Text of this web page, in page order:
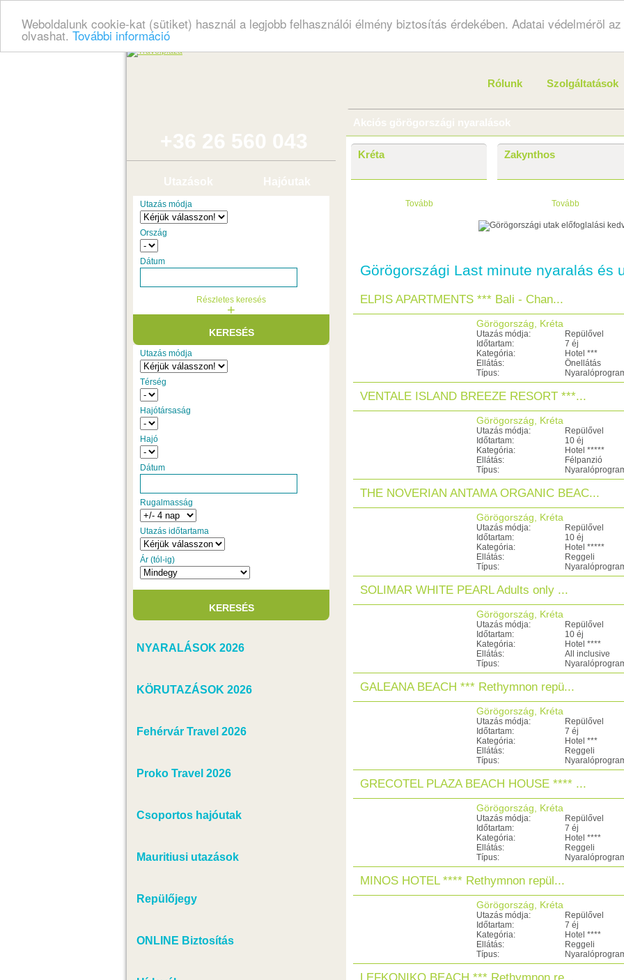
Weboldalunk cookie-kat (sütiket) használ a legjobb felhasználói élmény biztosítás érdekében. Adatai védelméröl az
olvashat. További információ
Rólunk Szolgáltatások
+36 26 560 043
Utazások Hajóutak
Utazás módja
Ország
Dátum
Részletes keresés
+
Utazás módja
Térség
Hajótársaság
Hajó
Dátum
Rugalmasság
Utazás időtartama
Ár (tól-ig)
NYARALÁSOK 2026
KÖRUTAZÁSOK 2026
Fehérvár Travel 2026
Proko Travel 2026
Csoportos hajóutak
Mauritiusi utazások
Repülőjegy
ONLINE Biztosítás
Akciós görögországi nyaralások
Kréta
Tovább
Zakynthos
Tovább
Görögországi Last minute nyaralás és
ELPIS APARTMENTS *** Bali - Chan...
Görögország, Kréta
Utazás módja:
Repülővel
Időtartam:
7 éj
Kategória:
Hotel ***
Ellátás:
Önellátás
Típus:
VENTALE ISLAND BREEZE RESORT ***...
Görögország, Kréta
Utazás módja:
Repülővel
Időtartam:
10 éj
Kategória:
Hotel *****
Ellátás:
Félpanzió
Típus:
THE NOVERIAN ANTAMA ORGANIC BEAC...
Görögország, Kréta
Utazás módja:
Repülővel
Időtartam:
10 éj
Kategória:
Hotel *****
Ellátás:
Reggeli
Típus:
SOLIMAR WHITE PEARL Adults only ...
Görögország, Kréta
Utazás módja:
Repülővel
Időtartam:
10 éj
Kategória:
Hotel ****
Ellátás:
All inclusive
Típus:
GALEANA BEACH *** Rethymnon repü...
Görögország, Kréta
Utazás módja:
Repülővel
Időtartam:
7 éj
Kategória:
Hotel ***
Ellátás:
Reggeli
Típus:
GRECOTEL PLAZA BEACH HOUSE **** ...
Görögország, Kréta
Utazás módja:
Repülővel
Időtartam:
7 éj
Kategória:
Hotel ****
Ellátás:
Reggeli
Típus:
MINOS HOTEL **** Rethymnon repül...
Görögország, Kréta
Utazás módja:
Repülővel
Időtartam:
7 éj
Kategória:
Hotel ****
Ellátás:
Reggeli
Típus: